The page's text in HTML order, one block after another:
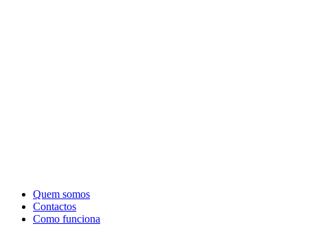
Quem somos
Contactos
Como funciona